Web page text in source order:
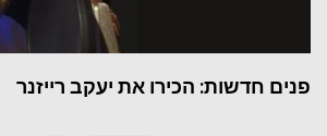
פנים חדשות: הכירו את יעקב רייזנר